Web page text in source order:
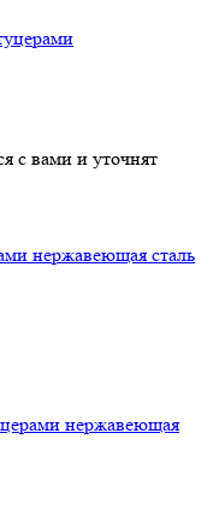
с вами и уточнят
нержавеющая сталь
нержавеющая